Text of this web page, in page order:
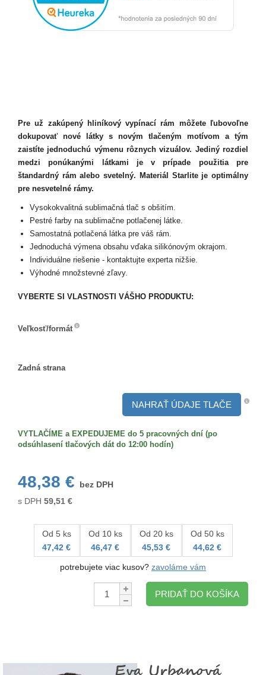
Pre už zakúpený hliníkový vypínací rám môžete ľubovoľne
dokupovať nové látky s novým tlačeným motívom a tým
zaistíte jednoduchú výmenu rôznych vizuálov. Jediný rozdiel
medzi ponúkanými látkami je v prípade použitia pre
štandardný rám alebo svetelný. Materiál Starlite je optimálny
pre nesvetelné rámy.
Vysokokvalitná sublimačná tlač s obšitím.
Pestré farby na sublimačne potlačenej látke.
Samostatná potlačená látka pre váš rám.
Jednoduchá výmena obsahu vďaka silikónovým okrajom.
Individuálne riešenie - kontaktujte experta nižšie.
Výhodné množstevné zľavy.
VYBERTE SI VLASTNOSTI VÁŠHO PRODUKTU:
Veľkosť/formát
Zadná strana
NAHRAŤ ÚDAJE TLAČE
VYTLAČÍME a EXPEDUJEME do 5 pracovných dní (po
odsúhlasení tlačových dát do 12:00 hodín)
48,38 €
bez DPH
s DPH 59,51 €
Od 5 ks
47,42 €
Od 10 ks
46,47 €
Od 20 ks
45,53 €
Od 50 ks
44,62 €
potrebujete viac kusov? zavoláme vám
Množstvo:
PRIDAŤ DO KOŠÍKA